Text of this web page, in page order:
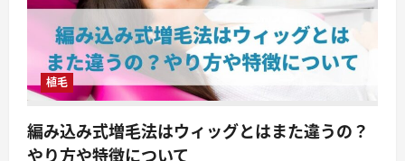
植毛
編み込み式増毛法はウィッグとはまた違うの？
やり方や特徴について